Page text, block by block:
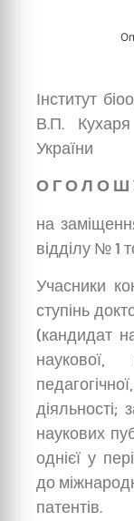
Інститут
В.П. Кухаря
України
О Г О Л О Ш
на
відділу № 1
Учасники
ступінь
(кандидат
наукової,
наукових
однієї у
до
патентів.